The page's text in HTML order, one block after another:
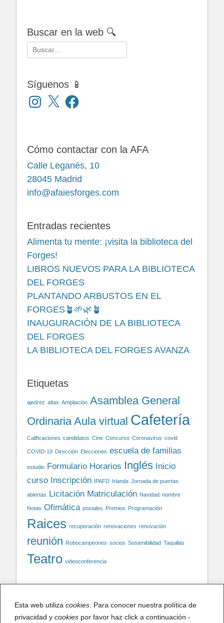
Esta web utiliza cookies . Para conocer nuestra política de
privacidad y cookies por favor haz click a continuación -
Buscar en la web 🔍
Buscar:
Síguenos 📱
Instagram
X Facebook
Cómo contactar con la AFA
Calle Leganés, 10
28045 Madrid
info@afaiesforges.com
Entradas recientes
Alimenta tu mente: ¡visita la biblioteca del
Forges!
LIBROS NUEVOS PARA LA BIBLIOTECA
DEL FORGES
PLANTANDO ARBUSTOS EN EL
FORGES🪴🌱🌿🪴
INAUGURACIÓN DE LA BIBLIOTECA
DEL FORGES
LA BIBLIOTECA DEL FORGES AVANZA
Etiquetas
ajedrez altas Ampliación Asamblea General
Ordinaria Aula virtual Cafetería
Calificaciones candidatos Cine Concurso Coronavirus covid
COVID-19 Dirección Elecciones escuela de familias
estudio Formulario Horarios Inglés Inicio
curso Inscripción IPAFD Irlanda Jornada de puertas
abiertas Licitación Matriculación Navidad nombre
Notas Ofimática postales Premios Programación
Raices recuperación renovaciones renovación
reunión Robocampeones socios Sostenibilidad Taquillas
Teatro videoconferencia
Facebook